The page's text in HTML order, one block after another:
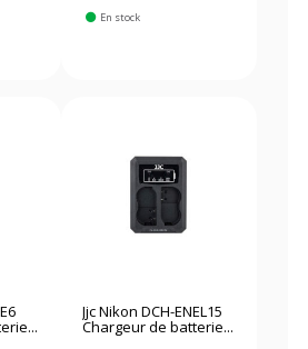
En stock
Jjc Nikon DCH-ENEL15
Chargeur de batterie...